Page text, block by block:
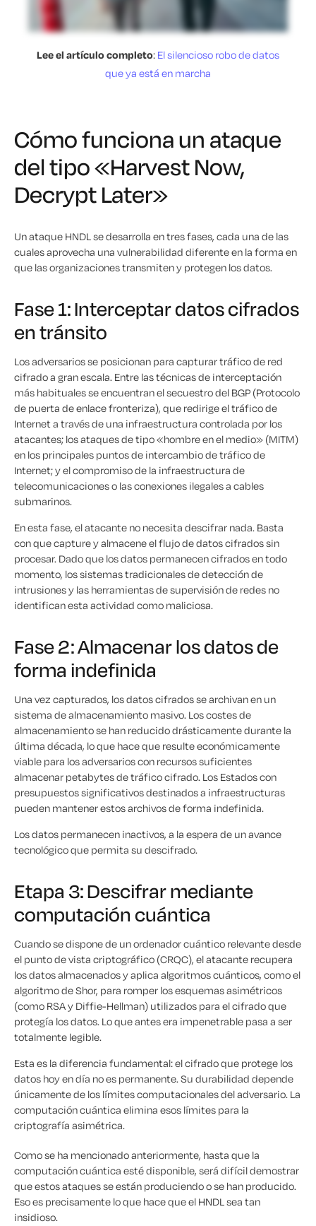
Lee el artículo completo: El silencioso robo de datos
que ya está en marcha
Cómo funciona un ataque
del tipo «Harvest Now,
Decrypt Later»
Un ataque HNDL se desarrolla en tres fases, cada una de las
cuales aprovecha una vulnerabilidad diferente en la forma en
que las organizaciones transmiten y protegen los datos.
Fase 1: Interceptar datos cifrados
en tránsito
Los adversarios se posicionan para capturar tráfico de red
cifrado a gran escala. Entre las técnicas de interceptación
más habituales se encuentran el secuestro del BGP (Protocolo
de puerta de enlace fronteriza), que redirige el tráfico de
Internet a través de una infraestructura controlada por los
atacantes; los ataques de tipo «hombre en el medio» (MITM)
en los principales puntos de intercambio de tráfico de
Internet; y el compromiso de la infraestructura de
telecomunicaciones o las conexiones ilegales a cables
submarinos.
En esta fase, el atacante no necesita descifrar nada. Basta
con que capture y almacene el flujo de datos cifrados sin
procesar. Dado que los datos permanecen cifrados en todo
momento, los sistemas tradicionales de detección de
intrusiones y las herramientas de supervisión de redes no
identifican esta actividad como maliciosa.
Fase 2: Almacenar los datos de
forma indefinida
Una vez capturados, los datos cifrados se archivan en un
sistema de almacenamiento masivo. Los costes de
almacenamiento se han reducido drásticamente durante la
última década, lo que hace que resulte económicamente
viable para los adversarios con recursos suficientes
almacenar petabytes de tráfico cifrado. Los Estados con
presupuestos significativos destinados a infraestructuras
pueden mantener estos archivos de forma indefinida.
Los datos permanecen inactivos, a la espera de un avance
tecnológico que permita su descifrado.
Etapa 3: Descifrar mediante
computación cuántica
Cuando se dispone de un ordenador cuántico relevante desde
el punto de vista criptográfico (CRQC), el atacante recupera
los datos almacenados y aplica algoritmos cuánticos, como el
algoritmo de Shor, para romper los esquemas asimétricos
(como RSA y Diffie-Hellman) utilizados para el cifrado que
protegía los datos. Lo que antes era impenetrable pasa a ser
totalmente legible.
Esta es la diferencia fundamental: el cifrado que protege los
datos hoy en día no es permanente. Su durabilidad depende
únicamente de los límites computacionales del adversario. La
computación cuántica elimina esos límites para la
criptografía asimétrica.
Como se ha mencionado anteriormente, hasta que la
computación cuántica esté disponible, será difícil demostrar
que estos ataques se están produciendo o se han producido.
Eso es precisamente lo que hace que el HNDL sea tan
insidioso.